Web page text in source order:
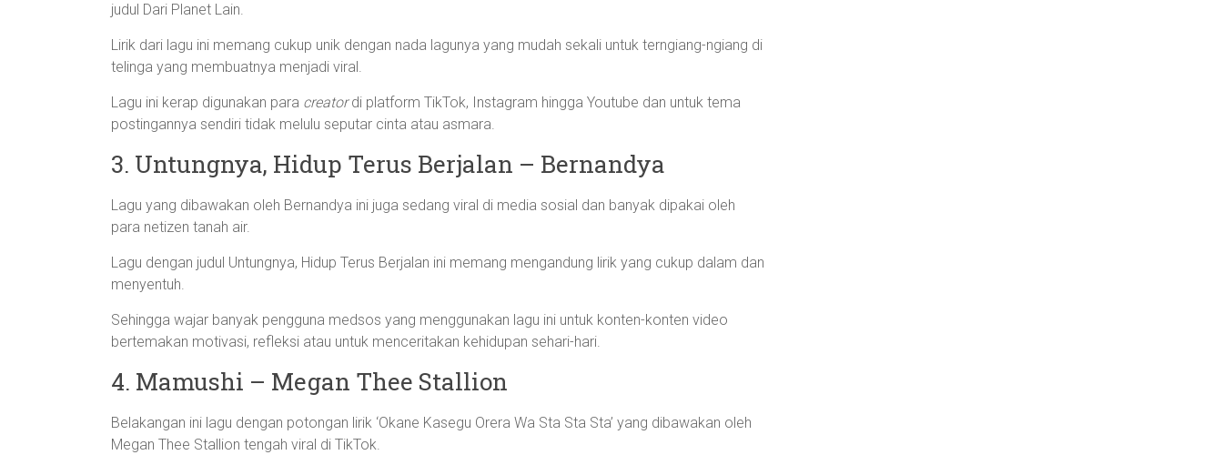
judul Dari Planet Lain.
Lirik dari lagu ini memang cukup unik dengan nada lagunya yang mudah sekali untuk terngiang-ngiang di
telinga yang membuatnya menjadi viral.
Lagu ini kerap digunakan para creatordi platform TikTok, Instagram hingga Youtube dan untuk tema
postingannya sendiri tidak melulu seputar cinta atau asmara.
3. Untungnya, Hidup Terus Berjalan – Bernandya
Lagu yang dibawakan oleh Bernandya ini juga sedang viral di media sosial dan banyak dipakai oleh
para netizen tanah air.
Lagu dengan judul Untungnya, Hidup Terus Berjalan ini memang mengandung lirik yang cukup dalam dan
menyentuh.
Sehingga wajar banyak pengguna medsos yang menggunakan lagu ini untuk konten-konten video
bertemakan motivasi, refleksi atau untuk menceritakan kehidupan sehari-hari.
4. Mamushi – Megan Thee Stallion
Belakangan ini lagu dengan potongan lirik ‘Okane Kasegu Orera Wa Sta Sta Sta’ yang dibawakan oleh
Megan Thee Stallion tengah viral di TikTok.